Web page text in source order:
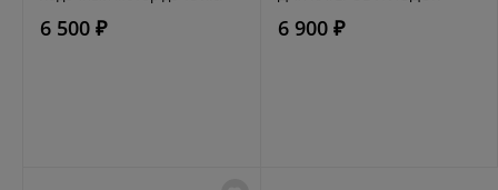
6 500 ₽ 6 900 ₽